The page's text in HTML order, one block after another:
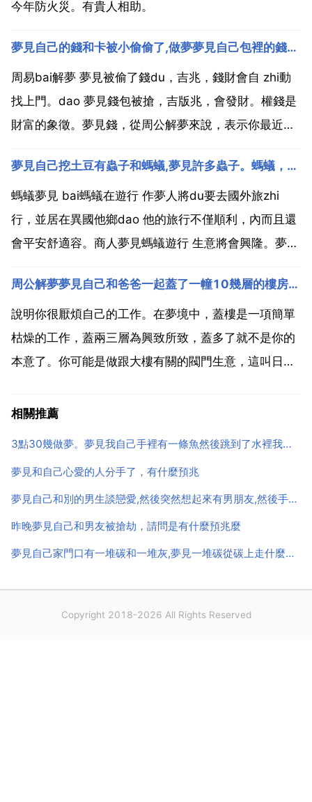
今年防火災。有貴人相助。
夢見自己的錢和卡被小偷偷了,做夢夢見自己包裡的錢被小偷偷了是什麼意思
周易bai解夢 夢見被偷了錢du，吉兆，錢財會自 zhi動
找上門。dao 夢見錢包被搶，吉版兆，會發財。權錢是
財富的象徵。夢見錢，從周公解夢來說，表示你最近可
錢，表示會失去經濟的 錢包沒被偷走，是錢包裡的所有
卡被偷走了，只留下空錢包 夢解解悶就行了，勿當...
夢見自己挖土豆有蟲子和螞蟻,夢見許多蟲子。螞蟻，有什麼說法嗎
螞蟻夢見 bai螞蟻在遊行 作夢人將du要去國外旅zhi
行，並居在異國他鄉dao 他的旅行不僅順利，內而且還
會平安舒適容。商人夢見螞蟻遊行 生意將會興隆。夢見
著白色的東西，或叼著吃的東西 則是祥瑞。作夢人將會
發財 幸福。夢見鳥追打螞蟻 將有禍事。久臥...
周公解夢夢見自己和爸爸一起蓋了一幢10幾層的樓房，這意味著
說明你很厭煩自己的工作。在夢境中，蓋樓是一項簡單
枯燥的工作，蓋兩三層為興致所致，蓋多了就不是你的
本意了。你可能是做跟大樓有關的閥門生意，這叫日有
己的心靈空間。2.表示，你在原來的基礎上 不新 重新
相關推薦
3點30幾做夢。夢見我自己手裡有一條魚然後跳到了水裡我就跟它
夢見和自己心愛的人分手了，有什麼預兆
夢見自己和別的男生談戀愛,然後突然想起來有男朋友,然後手又和別的男生分了
昨晚夢見自己和男友被搶劫，請問是有什麼預兆麼
夢見自己家門口有一堆碳和一堆灰,夢見一堆碳從碳上走什麼意思
Copyright 2018-2026 All Rights Reserved